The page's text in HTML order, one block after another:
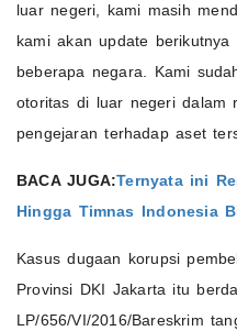
luar negeri, kami masih
kami akan update
beberapa negara. Kami
otoritas di luar negeri dalam
pengejaran terhadap aset
BACA JUGA:Ternyata ini
Hingga Timnas Indonesia
Kasus dugaan korupsi
Provinsi DKI Jakarta itu
LP/656/VI/2016/Bareskrim